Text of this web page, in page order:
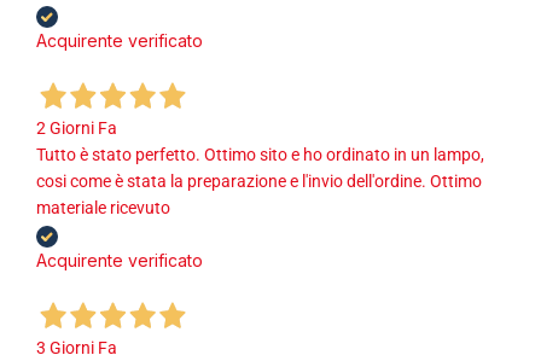
Acquirente verificato
2 Giorni Fa
Tutto è stato perfetto. Ottimo sito e ho ordinato in un lampo,
cosi come è stata la preparazione e l'invio dell'ordine. Ottimo
materiale ricevuto
Acquirente verificato
3 Giorni Fa